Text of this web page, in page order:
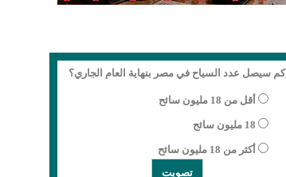
كم سيصل عدد السياح في مصر بنهاية العام الجاري؟
أقل من 18 مليون سائح
18 مليون سائح
أكثر من 18 مليون سائح